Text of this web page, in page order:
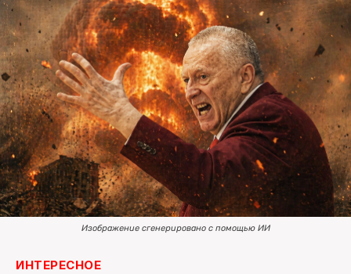
Все материалы 7инфо
О НАС
ПОИСК ПО САЙТУ
Изображение сгенерировано с помощью ИИ
ИНТЕРЕСНОЕ